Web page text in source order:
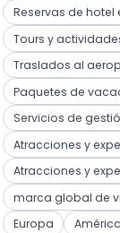
Reservas de
Tours y
Traslados al
Paquetes de
Servicios de
Atracciones y
Atracciones y
marca global de
Europa